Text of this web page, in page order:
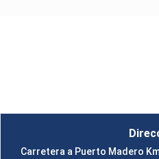
Carretera a Puerto Madero